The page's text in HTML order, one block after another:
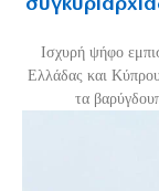
Ισχυρή ψήφο
Ελλάδας και
τα